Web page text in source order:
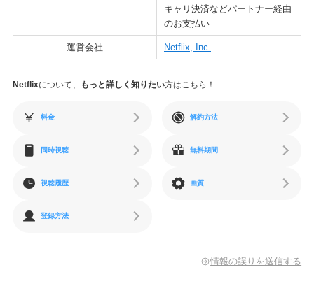
キャリ決済などパートナー経由
のお支払い
運営会社 Netflix, Inc.
Netflixについて、 もっと詳しく知りたい方はこちら！
料金 解約方法
同時視聴 無料期間
視聴履歴 画質
登録方法
情報の誤りを送信する